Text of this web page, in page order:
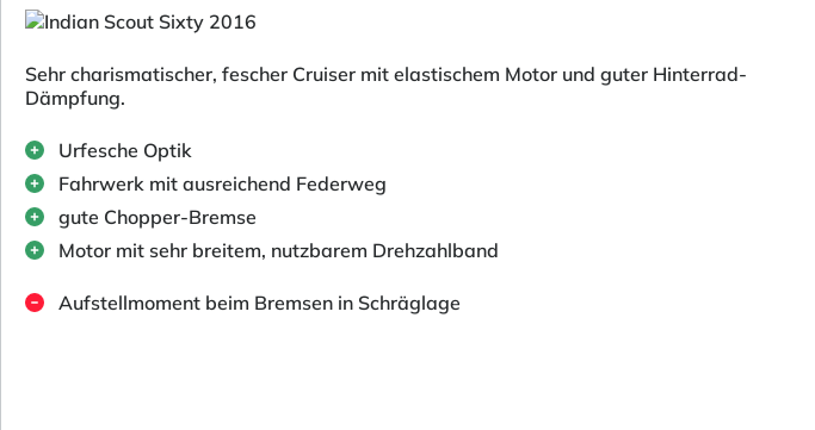
Sehr charismatischer, fescher Cruiser mit elastischem Motor und guter Hinterrad-
Dämpfung.
Urfesche Optik
Fahrwerk mit ausreichend Federweg
gute Chopper-Bremse
Motor mit sehr breitem, nutzbarem Drehzahlband
Aufstellmoment beim Bremsen in Schräglage